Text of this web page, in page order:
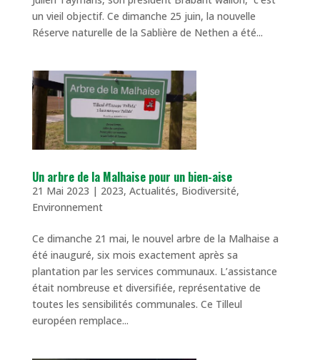
un vieil objectif. Ce dimanche 25 juin, la nouvelle
Réserve naturelle de la Sablière de Nethen a été...
Un arbre de la Malhaise pour un bien-aise
21 Mai 2023 | 2023, Actualités, Biodiversité,
Environnement
Ce dimanche 21 mai, le nouvel arbre de la Malhaise a
été inauguré, six mois exactement après sa
plantation par les services communaux. L’assistance
était nombreuse et diversifiée, représentative de
toutes les sensibilités communales. Ce Tilleul
européen remplace...